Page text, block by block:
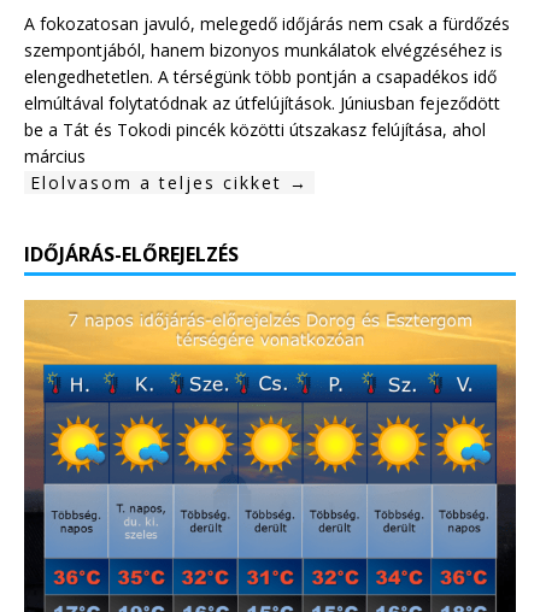
A fokozatosan javuló, melegedő időjárás nem csak a fürdőzés
szempontjából, hanem bizonyos munkálatok elvégzéséhez is
elengedhetetlen. A térségünk több pontján a csapadékos idő
elmúltával folytatódnak az útfelújítások. Júniusban fejeződött
be a Tát és Tokodi pincék közötti útszakasz felújítása, ahol
március
Elolvasom a teljes cikket →
IDŐJÁRÁS-ELŐREJELZÉS